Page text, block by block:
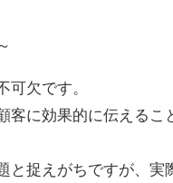
可欠です。
客に効果的に伝えるこ
と捉えがちですが、実